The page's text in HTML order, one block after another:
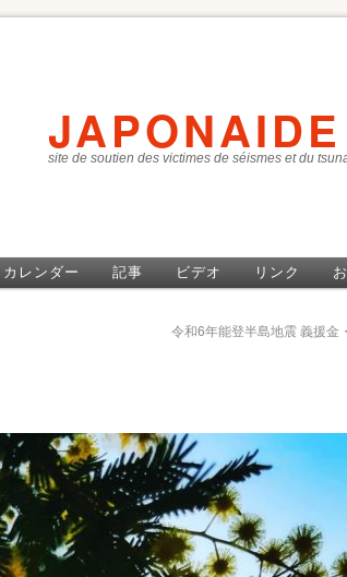
JAPONAIDE
site de soutien des victimes de séismes et du
レンダー 記事 ビデオ リンク
令和6年能登半島地震 義援金